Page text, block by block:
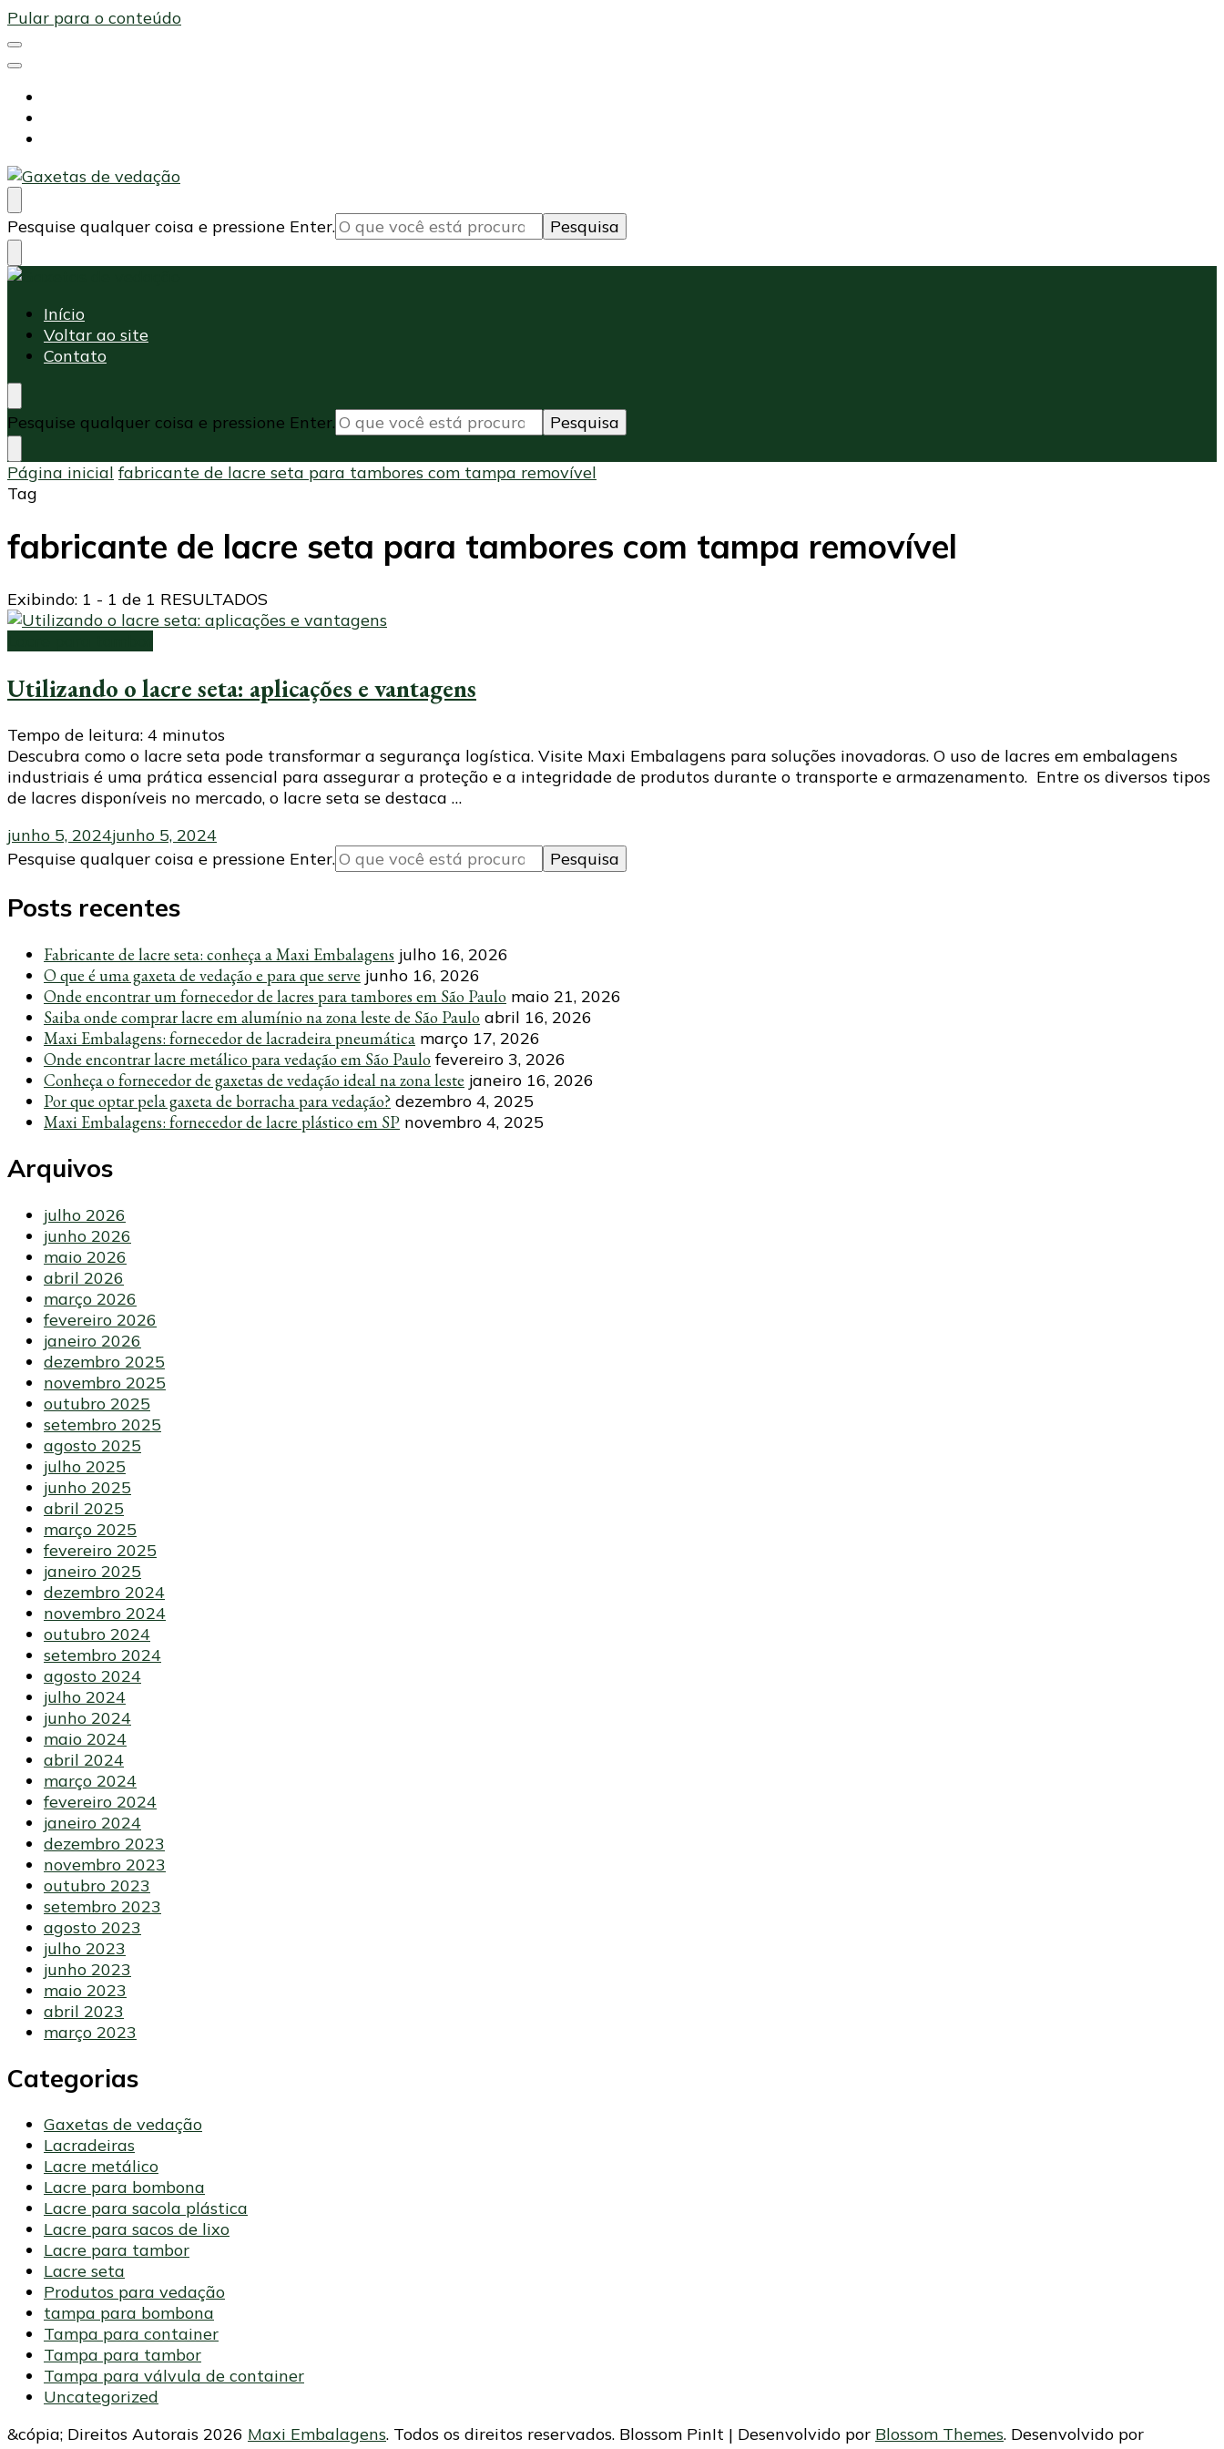
Pular para o conteúdo
Maxi Embalagens
Blog Maxi Embalagens
Procurando
algo?
Pesquise qualquer coisa e pressione Enter.
Maxi Embalagens
Blog Maxi Embalagens
Início
Voltar ao site
Contato
Procurando
algo?
Pesquise qualquer coisa e pressione Enter.
Página inicial fabricante de lacre seta para tambores com tampa removível
Tag
fabricante de lacre seta para tambores com tampa removível
Exibindo: 1 - 1 de 1 RESULTADOS
Utilizando o lacre seta: aplicações e vantagens
Tempo de leitura: 4 minutos
Descubra como o lacre seta pode transformar a segurança logística. Visite Maxi Embalagens para soluções inovadoras. O uso de lacres em embalagens
industriais é uma prática essencial para assegurar a proteção e a integridade de produtos durante o transporte e armazenamento. Entre os diversos tipos
de lacres disponíveis no mercado, o lacre seta se destaca …
junho 5, 2024junho 5, 2024
Procurando
Pesquise qualquer coisa e pressione Enter.
Posts recentes
Fabricante de lacre seta: conheça a Maxi Embalagens julho 16, 2026
O que é uma gaxeta de vedação e para que serve junho 16, 2026
Onde encontrar um fornecedor de lacres para tambores em São Paulo maio 21, 2026
Saiba onde comprar lacre em alumínio na zona leste de São Paulo abril 16, 2026
Maxi Embalagens: fornecedor de lacradeira pneumática março 17, 2026
Onde encontrar lacre metálico para vedação em São Paulo fevereiro 3, 2026
Conheça o fornecedor de gaxetas de vedação ideal na zona leste janeiro 16, 2026
Por que optar pela gaxeta de borracha para vedação? dezembro 4, 2025
Maxi Embalagens: fornecedor de lacre plástico em SP novembro 4, 2025
Arquivos
julho 2026
junho 2026
maio 2026
abril 2026
março 2026
fevereiro 2026
janeiro 2026
dezembro 2025
novembro 2025
outubro 2025
setembro 2025
agosto 2025
julho 2025
junho 2025
abril 2025
março 2025
fevereiro 2025
janeiro 2025
dezembro 2024
novembro 2024
outubro 2024
setembro 2024
agosto 2024
julho 2024
junho 2024
maio 2024
abril 2024
março 2024
fevereiro 2024
janeiro 2024
dezembro 2023
novembro 2023
outubro 2023
setembro 2023
agosto 2023
julho 2023
junho 2023
maio 2023
abril 2023
março 2023
Categorias
Gaxetas de vedação
Lacradeiras
Lacre metálico
Lacre para bombona
Lacre para sacola plástica
Lacre para sacos de lixo
Lacre para tambor
Lacre seta
Produtos para vedação
tampa para bombona
Tampa para container
Tampa para tambor
Tampa para válvula de container
Uncategorized
&cópia; Direitos Autorais 2026 Maxi Embalagens. Todos os direitos reservados. Blossom PinIt | Desenvolvido por Blossom Themes. Desenvolvido por